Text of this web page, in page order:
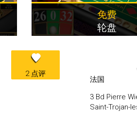
免费
轮盘
2 点评
法国
3 Bd Pierre
Saint-Trojan-